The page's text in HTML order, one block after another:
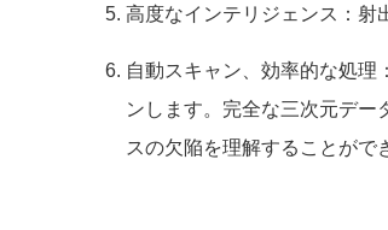
高度なインテリジェンス：射
自動スキャン、効率的な処理
ンします。完全な三次元デ
スの欠陥を理解することがで